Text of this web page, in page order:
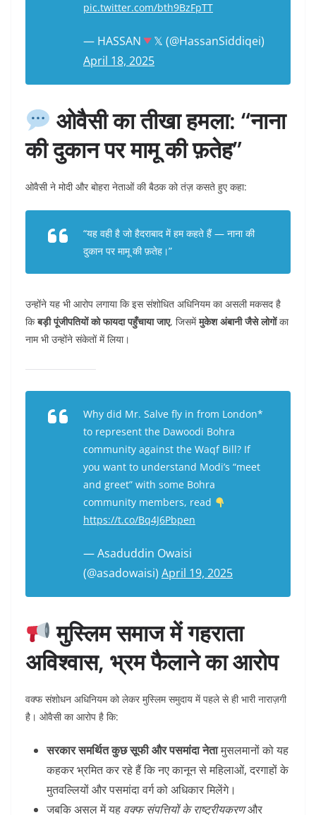
pic.twitter.com/bth9BzFpTT
— HASSAN
𝕏 (@HassanSiddiqei)
April 18, 2025
ओवैसी का तीखा हमला: “नाना
की दुकान पर मामू की फ़तेह”
ओवैसी ने मोदी और बोहरा नेताओं की बैठक को तंज़ कसते हुए कहा:
“यह वही है जो हैदराबाद में हम कहते हैं — नाना की
दुकान पर मामू की फ़तेह ।”
उन्होंने यह भी आरोप लगाया कि इस संशोधित अधिनियम का असली मकसद है
किबड़ी पूंजीपतियों को फायदा पहुँचाया जाए, जिसमेंमुकेश अंबानी जैसे लोगोंका
नाम भी उन्होंने संकेतों में लिया।
Why did Mr. Salve fly in from London*
to represent the Dawoodi Bohra
community against the Waqf Bill? If
you want to understand Modi’s “meet
and greet” with some Bohra
community members, read
https://t.co/Bq4J6Pbpen
— Asaduddin Owaisi
(@asadowaisi) April 19, 2025
मुस्लिम समाज में गहराता
अविश्वास, भ्रम फैलाने का आरोप
वक्फ संशोधन अधिनियम को लेकर मुस्लिम समुदाय में पहले से ही भारी नाराज़गी
है। ओवैसी का आरोप है कि:
सरकार समर्थित कुछ सूफी और पसमांदा नेतामुसलमानों को यह
कहकर भ्रमित कर रहे हैं कि नए कानून से महिलाओं, दरगाहों के
मुतवल्लियों और पसमांदा वर्ग को अधिकार मिलेंगे।
जबकि असल में यह वक्फ संपत्तियों के राष्ट्रीयकरणऔर